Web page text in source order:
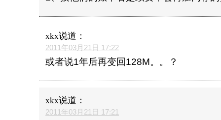
xkx说道：
2011年03月21日 17:22
或者说1年后再变回128M。。？
xkx说道：
2011年03月21日 17:21